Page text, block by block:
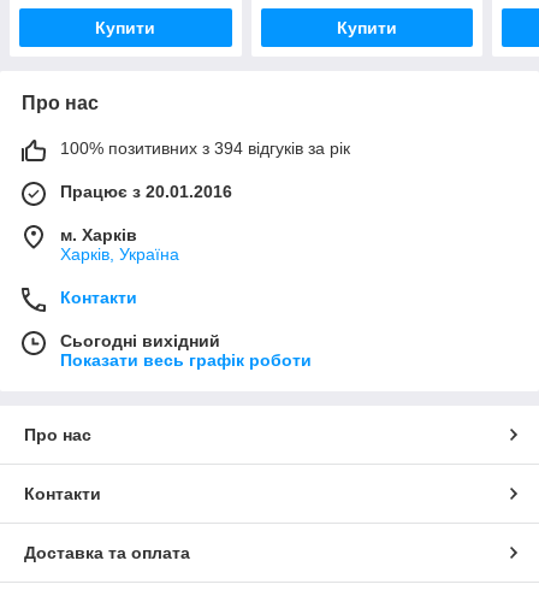
Купити Купити
Про нас
100% позитивних з 394 відгуків за рік
Працює з 20.01.2016
м. Харків
Харків, Україна
Контакти
Сьогодні вихідний
Показати весь графік роботи
Про нас
Контакти
Доставка та оплата